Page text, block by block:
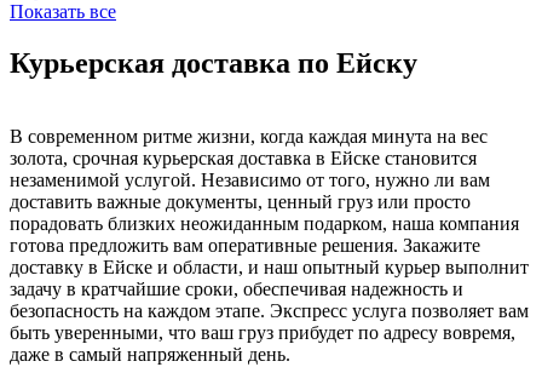
Показать все
Курьерская доставка по Ейску
В современном ритме жизни, когда каждая минута на вес
золота, срочная курьерская доставка в Ейске становится
незаменимой услугой. Независимо от того, нужно ли вам
доставить важные документы, ценный груз или просто
порадовать близких неожиданным подарком, наша компания
готова предложить вам оперативные решения. Закажите
доставку в Ейске и области, и наш опытный курьер выполнит
задачу в кратчайшие сроки, обеспечивая надежность и
безопасность на каждом этапе. Экспресс услуга позволяет вам
быть уверенными, что ваш груз прибудет по адресу вовремя,
даже в самый напряженный день.